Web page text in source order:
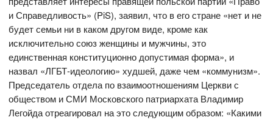
и Справедливость» (PiS), заявил, что в его стране «нет и не
будет семьи ни в каком другом виде, кроме как
исключительно союз женщины и мужчины, это
единственная конституционно допустимая форма», и
назвал «ЛГБТ-идеологию» худшей, даже чем «коммунизм».
Председатель отдела по взаимоотношениям Церкви с
обществом и СМИ Московского патриархата Владимир
Легойда отреагировал на это следующим образом: «Какими